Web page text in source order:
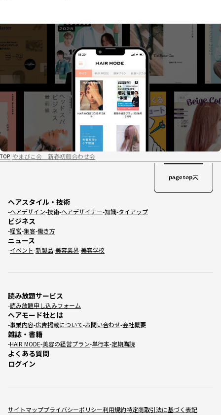
TOP やまびこ会 新春初顔合わせ会
サイトマッププライバシーポリシー利用規約特定商取引法に基づく表記
ヘアスタイル・技術
ヘアデザイン 技術 ヘアデザイナー 知識 タイアップ
ビジネス
経営 集客 働き方
ニュース
イベント 新製品 美容業界 美容学校
読み放題サービス
読み放題申し込みフォーム
ヘアモード社とは
事業内容 広告掲載について お問い合わせ 会社概要
雑誌・書籍
HAIR MODE 美容の経営プラン 単行本 定期購読
よくある質問
ログイン
page top